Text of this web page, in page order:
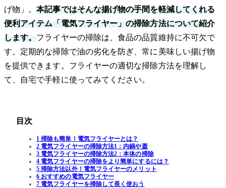
げ物」。本記事ではそんな揚げ物の手間を軽減してくれる
便利アイテム「電気フライヤー」の掃除方法について紹介
します。フライヤーの掃除は、食品の品質維持に不可欠で
す。定期的な掃除で油の劣化を防ぎ、常に美味しい揚げ物
を提供できます。フライヤーの適切な掃除方法を理解し
て、自宅で手軽に使ってみてください。
目次
1 掃除も簡単！電気フライヤーとは？
2 電気フライヤーの掃除方法1：内鍋や蓋
3 電気フライヤーの掃除方法2：本体の掃除
4 電気フライヤーの掃除をより簡単にするには？
5 掃除方法以外！電気フライヤーのメリット
6 おすすめの電気フライヤー
7 電気フライヤーを掃除して長く使おう